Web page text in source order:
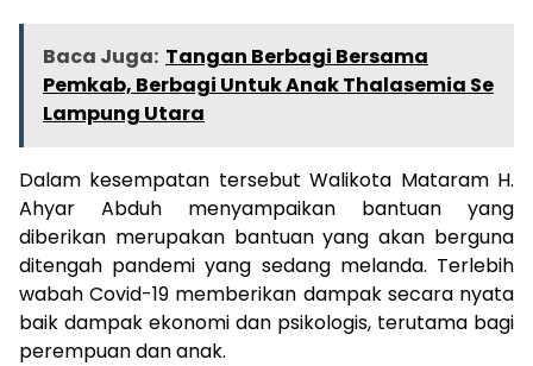
Baca Juga: Tangan Berbagi Bersama
Pemkab, Berbagi Untuk Anak Thalasemia Se
Lampung Utara
Dalam kesempatan tersebut Walikota Mataram H.
Ahyar Abduh menyampaikan bantuan yang
diberikan merupakan bantuan yang akan berguna
ditengah pandemi yang sedang melanda. Terlebih
wabah Covid-19 memberikan dampak secara nyata
baik dampak ekonomi dan psikologis, terutama bagi
perempuan dan anak.